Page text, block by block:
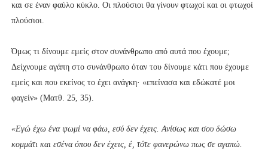
και σε έναν φαύλο κύκλο. Οι πλούσιοι θα γίνουν φτωχοί και οι φτωχοί
πλούσιοι.
Όμως τι δίνουμε εμείς στον συνάνθρωπο από αυτά που έχουμε;
Δείχνουμε αγάπη στο συνάνθρωπο όταν του δίνουμε κάτι που έχουμε
εμείς και που εκείνος το έχει ανάγκη· «επείνασα και εδώκατέ μοι
φαγείν» (Ματθ. 25, 35).
«Εγώ έχω ένα ψωμί να φάω, εσύ δεν έχεις. Ανίσως και σου δώσω
κομμάτι και εσένα όπου δεν έχεις, έ, τότε φανερώνω πως σε αγαπώ.